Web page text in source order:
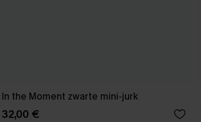
In the Moment zwarte mini-jurk
32,00 €